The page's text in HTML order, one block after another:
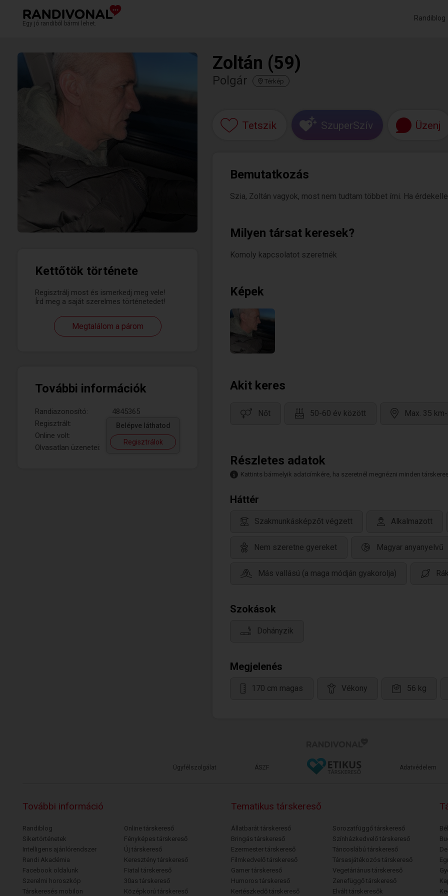
Egy jó randiból bármi lehet.
Randiblog
Kettőtök története
Regisztrálj most és ismerkedj meg vele!
Írd meg a saját szerelmes történetedet!
Megtalálom a párom
További információk
Randiazonosító:
4845365
Regisztrált:
Online volt:
Olvasatlan üzenetei:
Belépve láthatod
Regisztrálok
Zoltán (59)
Polgár Térkép
Tetszik SzuperSzív Üzenj
Bemutatkozás
Szia, Zoltán vagyok, most nem tudtam többet írni. Ha
Milyen társat keresek?
Komoly kapcsolatot szeretnék
Képek
Akit keres
Nőt 50-60 év között Max. 35
Részletes adatok
Kattints bármelyik adatcímkére, ha szeretnél megnézni minden
Háttér
Szakmunkásképzőt végzett Alkalmazott
Nem szeretne gyereket Magyar anyanyelvű
Más vallású (a maga módján gyakorolja)
Szokások
Dohányzik
Megjelenés
170 cm magas Vékony 56 kg
Ügyfélszolgálat ÁSZF Adatvédelem
További információ
Randiblog
Sikertörténetek
Intelligens ajánlórendszer
Randi Akadémia
Facebook oldalunk
Szerelmi horoszkóp
Társkeresés mobilon
Online társkereső
Fényképes társkereső
Új társkereső
Keresztény társkereső
Fiatal társkereső
30as társkereső
Középkorú társkereső
Tematikus társkereső
Állatbarát társkereső
Bringás társkereső
Ezermester társkereső
Filmkedvelő társkereső
Gamer társkereső
Humoros társkereső
Kertészkedő társkereső
Sorozatfüggő társkereső
Színházkedvelő társkereső
Táncoslábú társkereső
Társasjátékozós társkereső
Vegetáriánus társkereső
Zenefüggő társkereső
Elvált társkeresők